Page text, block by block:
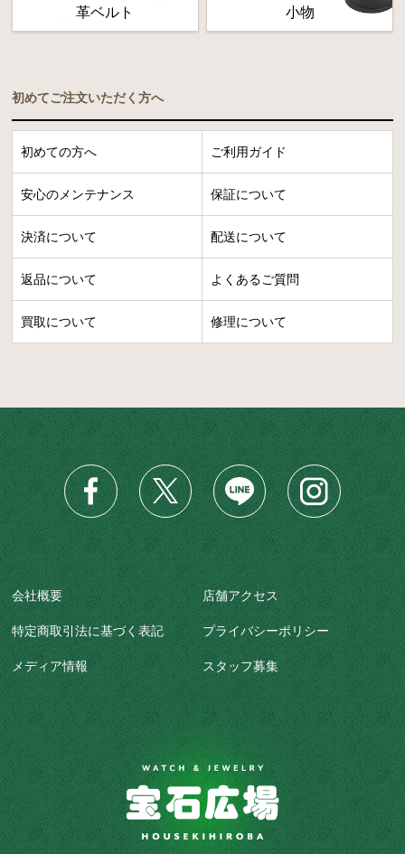
革ベルト 小物
初めてご注文いただく方へ
初めての方へ ご利用ガイド
安心のメンテナンス 保証について
決済について 配送について
返品について よくあるご質問
買取について 修理について
会社概要 店舗アクセス
特定商取引法に基づく表記 プライバシーポリシー
メディア情報 スタッフ募集